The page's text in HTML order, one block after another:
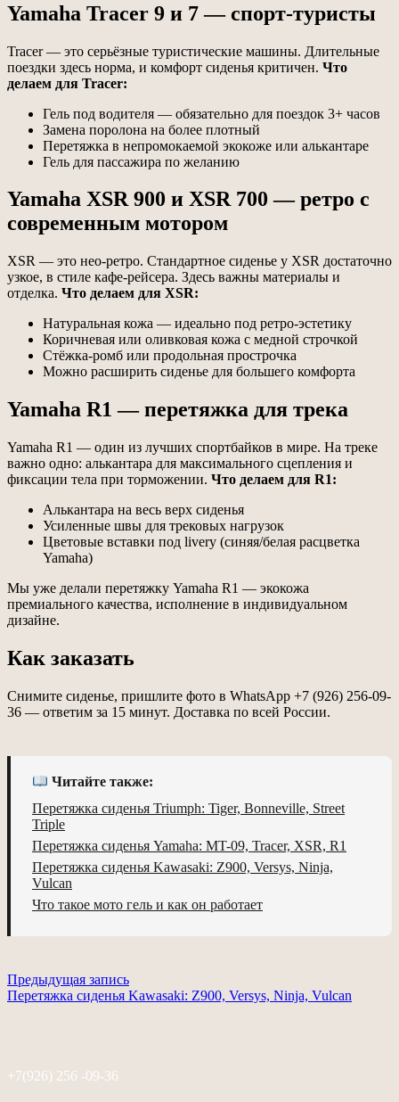
Yamaha Tracer 9 и 7 — спорт-туристы
Tracer — это серьёзные туристические машины. Длительные
поездки здесь норма, и комфорт сиденья критичен. Что
делаем для Tracer:
Гель под водителя — обязательно для поездок 3+ часов
Замена поролона на более плотный
Перетяжка в непромокаемой экокоже или алькантаре
Гель для пассажира по желанию
Yamaha XSR 900 и XSR 700 — ретро с
современным мотором
XSR — это нео-ретро. Стандартное сиденье у XSR достаточно
узкое, в стиле кафе-рейсера. Здесь важны материалы и
отделка. Что делаем для XSR:
Натуральная кожа — идеально под ретро-эстетику
Коричневая или оливковая кожа с медной строчкой
Стёжка-ромб или продольная прострочка
Можно расширить сиденье для большего комфорта
Yamaha R1 — перетяжка для трека
Yamaha R1 — один из лучших спортбайков в мире. На треке
важно одно: алькантара для максимального сцепления и
фиксации тела при торможении. Что делаем для R1:
Алькантара на весь верх сиденья
Усиленные швы для трековых нагрузок
Цветовые вставки под livery (синяя/белая расцветка
Yamaha)
Мы уже делали перетяжку Yamaha R1 — экокожа
премиального качества, исполнение в индивидуальном
дизайне.
Как заказать
Снимите сиденье, пришлите фото в WhatsApp +7 (926) 256-09-
36 — ответим за 15 минут. Доставка по всей России.
Читайте также:
Перетяжка сиденья Triumph: Tiger, Bonneville, Street
Triple
Перетяжка сиденья Yamaha: MT-09, Tracer, XSR, R1
Перетяжка сиденья Kawasaki: Z900, Versys, Ninja,
Vulcan
Что такое мото гель и как он работает
Предыдущая запись
Перетяжка сиденья Kawasaki: Z900, Versys, Ninja, Vulcan
+7(926) 256 -09-36